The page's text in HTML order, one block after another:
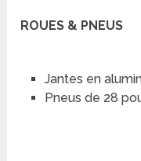
ROUES & PNEUS
Jantes en
Pneus de 28